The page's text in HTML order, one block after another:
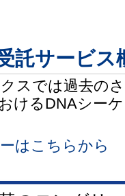
託サービス
スでは過去の
けるDNAシー
はこちらから